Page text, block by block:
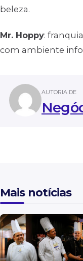
beleza.
Mr. Hoppy:
com ambiente
AUTORIA DE
Mais notícias